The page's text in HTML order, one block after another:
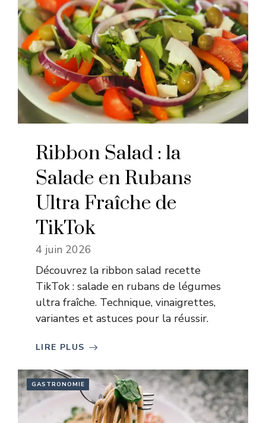
Ribbon Salad : la
Salade en Rubans
Ultra Fraîche de
TikTok
4 juin 2026
Découvrez la ribbon salad recette
TikTok : salade en rubans de légumes
ultra fraîche. Technique, vinaigrettes,
variantes et astuces pour la réussir.
LIRE PLUS
GASTRONOMIE